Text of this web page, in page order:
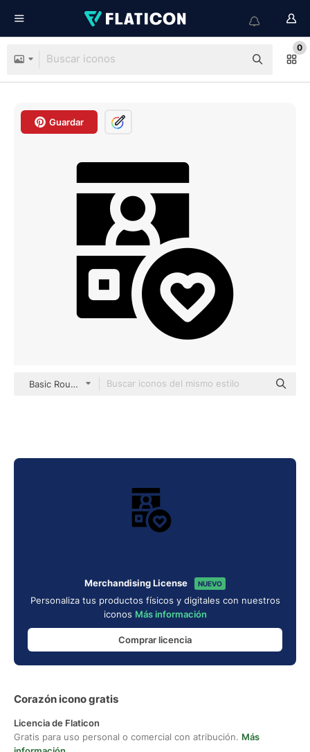
0
Guardar
Basic Rounded Filled
Merchandising License NUEVO
Personaliza tus productos físicos y digitales con nuestros
iconos Más información
Comprar licencia
Corazón icono gratis
Licencia de Flaticon
Gratis para uso personal o comercial con atribución. Más